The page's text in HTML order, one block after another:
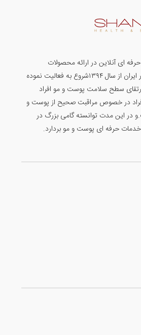
ای آنلاین در ارائه محصولات
تخصصی پوست و مو در ایران از سال ۱۳۹۴شروع به فعالیت نموده
سطح سلامت پوست و مو افراد
در خصوص مراقبت صحیح از پوست و
در این مدت توانسته گامی بزرگ در
حرفه ای پوست و مو بردارد.